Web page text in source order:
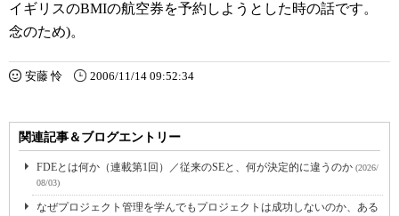
イギリスのBMIの航空券を予約しようとした時の話です。
念のため)。
安藤 怜 2006/11/14 09:52:34
関連記事＆ブログエントリー
FDEとは何か（連載第1回）／従来のSEと、何が決定的に違うのか (2026/
08/03)
なぜプロジェクト管理を学んでもプロジェクトは成功しないのか、ある